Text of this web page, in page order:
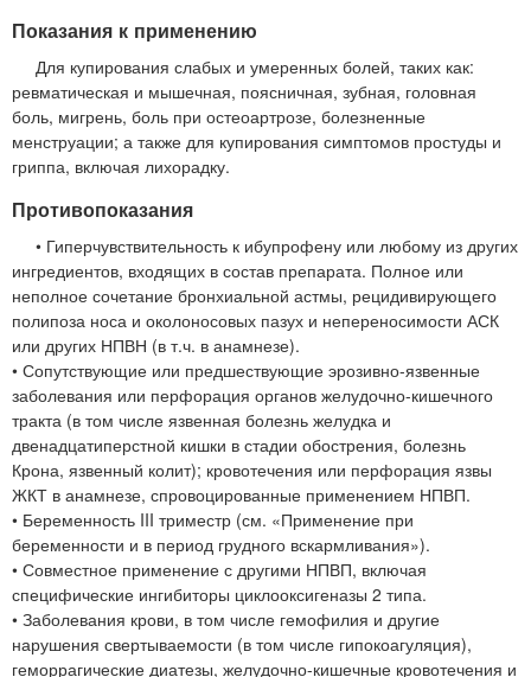
Показания к применению
Для купирования слабых и умеренных болей, таких как:
ревматическая и мышечная, поясничная, зубная, головная
боль, мигрень, боль при остеоартрозе, болезненные
менструации; а также для купирования симптомов простуды и
гриппа, включая лихорадку.
Противопоказания
• Гиперчувствительность к ибупрофену или любому из других
ингредиентов, входящих в состав препарата. Полное или
неполное сочетание бронхиальной астмы, рецидивирующего
полипоза носа и околоносовых пазух и непереносимости АСК
или других НПВН (в т.ч. в анамнезе).
• Сопутствующие или предшествующие эрозивно-язвенные
заболевания или перфорация органов желудочно-кишечного
тракта (в том числе язвенная болезнь желудка и
двенадцатиперстной кишки в стадии обострения, болезнь
Крона, язвенный колит); кровотечения или перфорация язвы
ЖКТ в анамнезе, спровоцированные применением НПВП.
• Беременность III триместр (см. «Применение при
беременности и в период грудного вскармливания»).
• Совместное применение с другими НПВП, включая
специфические ингибиторы циклооксигеназы 2 типа.
• Заболевания крови, в том числе гемофилия и другие
нарушения свертываемости (в том числе гипокоагуляция),
геморрагические диатезы, желудочно-кишечные кровотечения и